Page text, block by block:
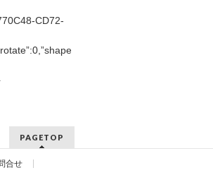
CD72-
PAGETOP
合せ